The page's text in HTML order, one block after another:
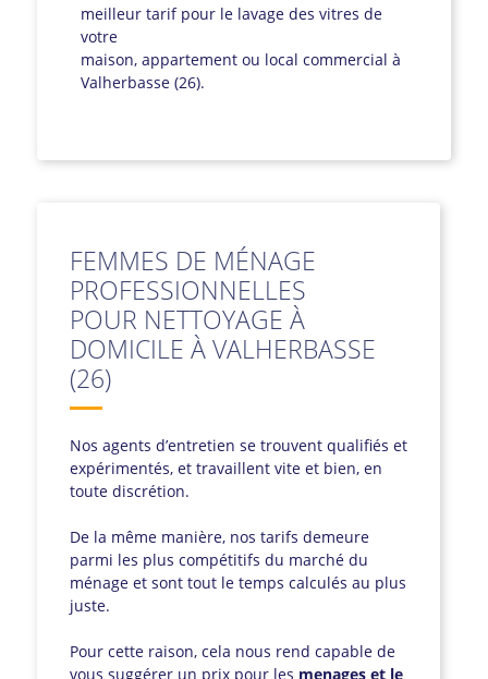
meilleur tarif pour le lavage des vitres de
votre
maison, appartement ou local commercial à
Valherbasse (26).
FEMMES DE MÉNAGE
PROFESSIONNELLES
POUR NETTOYAGE À
DOMICILE À VALHERBASSE
(26)
Nos agents d’entretien se trouvent qualifiés et
expérimentés, et travaillent vite et bien, en
toute discrétion.
De la même manière, nos tarifs demeure
parmi les plus compétitifs du marché du
ménage et sont tout le temps calculés au plus
juste.
Pour cette raison, cela nous rend capable de
vous suggérer un prix pour les menages et le